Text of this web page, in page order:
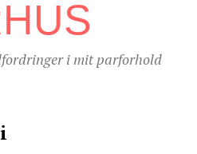
i mit parforhold